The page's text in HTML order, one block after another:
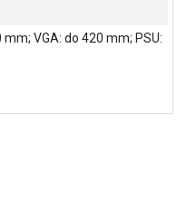
VGA: do 420 mm; PSU: